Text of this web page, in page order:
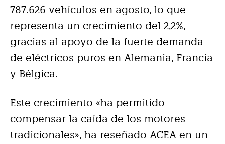
787.626 vehículos en agosto, lo que
representa un crecimiento del 2,2%,
gracias al apoyo de la fuerte demanda
de eléctricos puros en Alemania, Francia
y Bélgica.
Este crecimiento «ha permitido
compensar la caída de los motores
tradicionales», ha reseñado ACEA en un